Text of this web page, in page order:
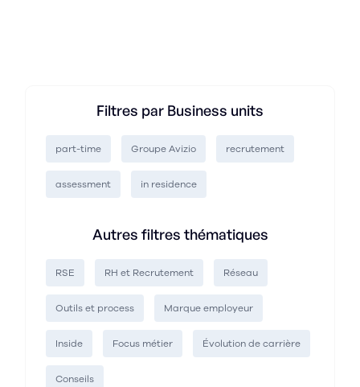
Filtres par Business units
part-time Groupe Avizio recrutement
assessment in residence
Autres filtres thématiques
RSE RH et Recrutement Réseau
Outils et process Marque employeur
Inside Focus métier Évolution de carrière
Conseils